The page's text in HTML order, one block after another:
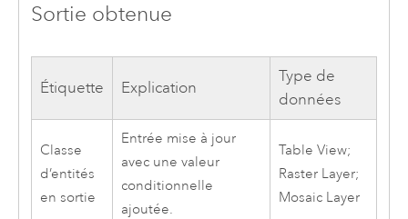
Sortie obtenue
Étiquette Explication
Type de
données
Classe
d’entités
en sortie
Entrée mise à jour
avec une valeur
conditionnelle
ajoutée.
Table View;
Raster Layer;
Mosaic Layer